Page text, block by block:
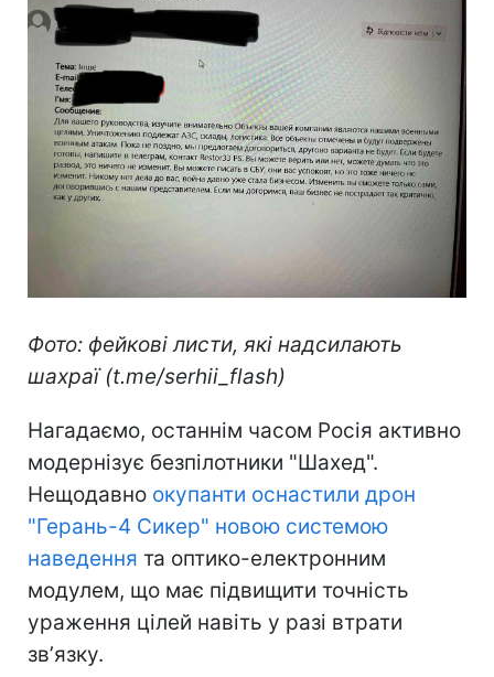
Фото: фейкові листи, які надсилають
шахраї (t.me/serhii_flash)
Нагадаємо, останнім часом Росія активно
модернізує безпілотники "Шахед".
Нещодавно окупанти оснастили дрон
"Герань-4 Сикер" новою системою
наведення та оптико-електронним
модулем, що має підвищити точність
ураження цілей навіть у разі втрати
звʼязку.